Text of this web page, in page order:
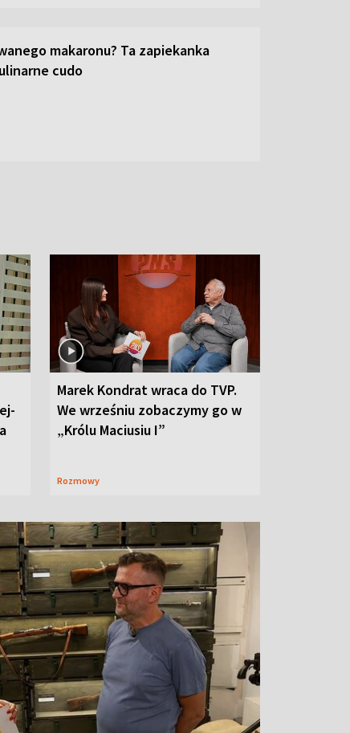
makaronu? Ta zapiekanka
cudo
Marek Kondrat wraca do TVP.
We wrześniu zobaczymy go w
„Królu Maciusiu I”
Rozmowy